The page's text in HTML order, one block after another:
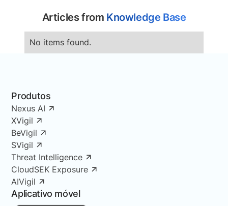
Articles from Knowledge Base
No items found.
Produtos
Nexus AI
XVigil
BeVigil
SVigil
Threat Intelligence
CloudSEK Exposure
AIVigil
Aplicativo móvel